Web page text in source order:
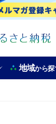
地域から探